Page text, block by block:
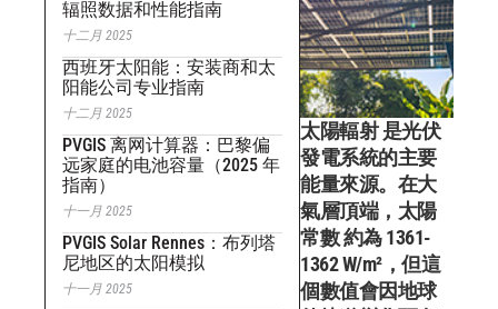
辐照数据和性能指南
十二月 2025
西班牙太阳能：安装商和太
阳能公司专业指南
十二月 2025
PVGIS 离网计算器：巴黎偏
远家庭的电池容量（2025 年
指南）
十一月 2025
PVGIS Solar Rennes：布列塔
尼地区的太阳模拟
十一月 2025
太陽輻射是光伏
發電系統的主要
能量來源。在大
氣層頂端， 太陽
常數約為1361-
1362 W/m²，但這
個數值會因地球